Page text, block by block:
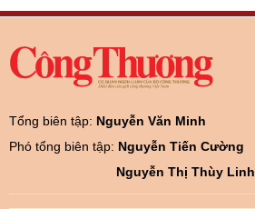
Tổng biên tập: Nguyễn Văn Minh
Phó tổng biên tập: Nguyễn Tiến Cường
Nguyễn Thị Thùy Linh